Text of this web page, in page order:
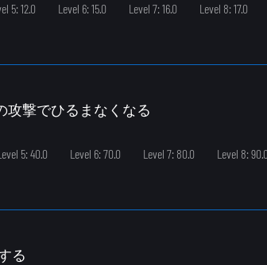
5: 12.0 Level 6: 15.0 Level 7: 16.0 Level 8: 17.0
攻撃でひるまなくなる
5: 40.0 Level 6: 70.0 Level 7: 80.0 Level 8: 90.0
る